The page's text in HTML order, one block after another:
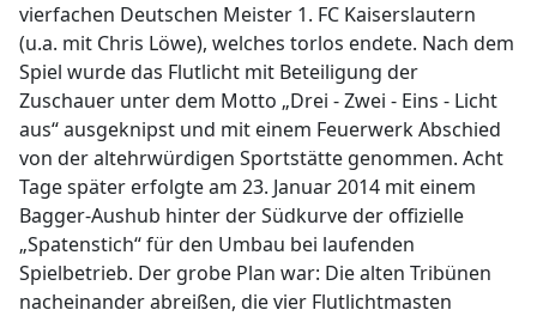
vierfachen Deutschen Meister 1. FC Kaiserslautern
(u.a. mit Chris Löwe), welches torlos endete. Nach dem
Spiel wurde das Flutlicht mit Beteiligung der
Zuschauer unter dem Motto „Drei - Zwei - Eins - Licht
aus“ ausgeknipst und mit einem Feuerwerk Abschied
von der altehrwürdigen Sportstätte genommen. Acht
Tage später erfolgte am 23. Januar 2014 mit einem
Bagger-Aushub hinter der Südkurve der offizielle
„Spatenstich“ für den Umbau bei laufenden
Spielbetrieb. Der grobe Plan war: Die alten Tribünen
nacheinander abreißen, die vier Flutlichtmasten